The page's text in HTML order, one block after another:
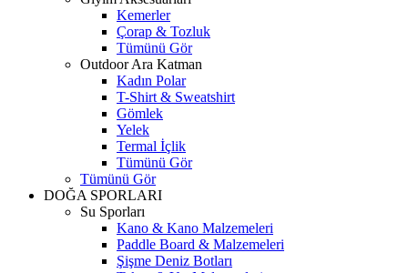
Kemerler
Çorap & Tozluk
Tümünü Gör
Outdoor Ara Katman
Kadın Polar
T-Shirt & Sweatshirt
Gömlek
Yelek
Termal İçlik
Tümünü Gör
Tümünü Gör
DOĞA SPORLARI
Su Sporları
Kano & Kano Malzemeleri
Paddle Board & Malzemeleri
Şişme Deniz Botları